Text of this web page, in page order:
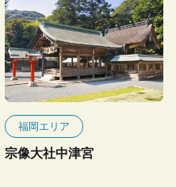
福岡エリア
宗像大社中津宮